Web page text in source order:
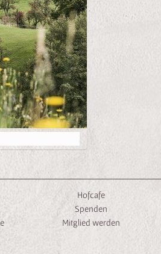
Hofcafe
Spenden
Mitglied werden